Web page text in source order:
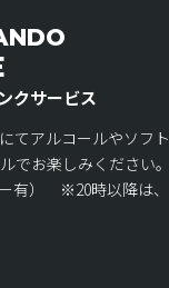
クサービス
アルコールやソフ
でお楽しみください。
有） ※20時以降は